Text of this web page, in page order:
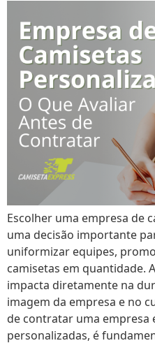
Escolher uma empresa de
uma decisão importante
uniformizar equipes,
camisetas em quantidade.
impacta diretamente na
imagem da empresa e no
de contratar uma empresa
personalizadas, é